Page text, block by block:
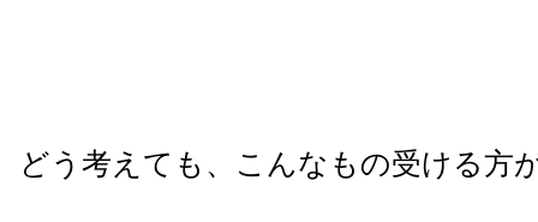
どう考えても、こんなもの受ける方